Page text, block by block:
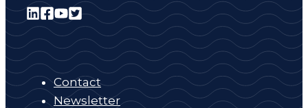
Contact
Newsletter